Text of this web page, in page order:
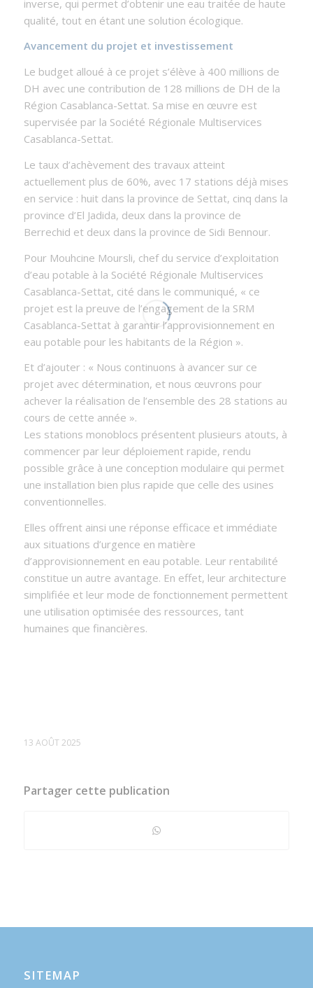
inverse, qui permet d’obtenir une eau traitée de haute
qualité, tout en étant une solution écologique.
Avancement du projet et investissement
Le budget alloué à ce projet s’élève à 400 millions de
DH avec une contribution de 128 millions de DH de la
Région Casablanca-Settat. Sa mise en œuvre est
supervisée par la Société Régionale Multiservices
Casablanca-Settat.
Le taux d’achèvement des travaux atteint
actuellement plus de 60%, avec 17 stations déjà mises
en service : huit dans la province de Settat, cinq dans la
province d’El Jadida, deux dans la province de
Berrechid et deux dans la province de Sidi Bennour.
Pour Mouhcine Moursli, chef du service d’exploitation
d’eau potable à la Société Régionale Multiservices
Casablanca-Settat, cité dans le communiqué, « ce
projet est la preuve de l’engagement de la SRM
Casablanca-Settat à garantir l’approvisionnement en
eau potable pour les habitants de la Région ».
Et d’ajouter : « Nous continuons à avancer sur ce
projet avec détermination, et nous œuvrons pour
achever la réalisation de l’ensemble des 28 stations au
cours de cette année ».
Les stations monoblocs présentent plusieurs atouts, à
commencer par leur déploiement rapide, rendu
possible grâce à une conception modulaire qui permet
une installation bien plus rapide que celle des usines
conventionnelles.
Elles offrent ainsi une réponse efficace et immédiate
aux situations d’urgence en matière
d’approvisionnement en eau potable. Leur rentabilité
constitue un autre avantage. En effet, leur architecture
simplifiée et leur mode de fonctionnement permettent
une utilisation optimisée des ressources, tant
humaines que financières.
13 AOÛT 2025
Partager cette publication
SITEMAP